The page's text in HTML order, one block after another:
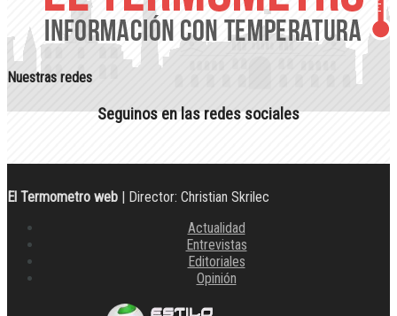
Nuestras redes
Seguinos en las redes sociales
El Termometro web | Director: Christian Skrilec
Actualidad
Entrevistas
Editoriales
Opinión